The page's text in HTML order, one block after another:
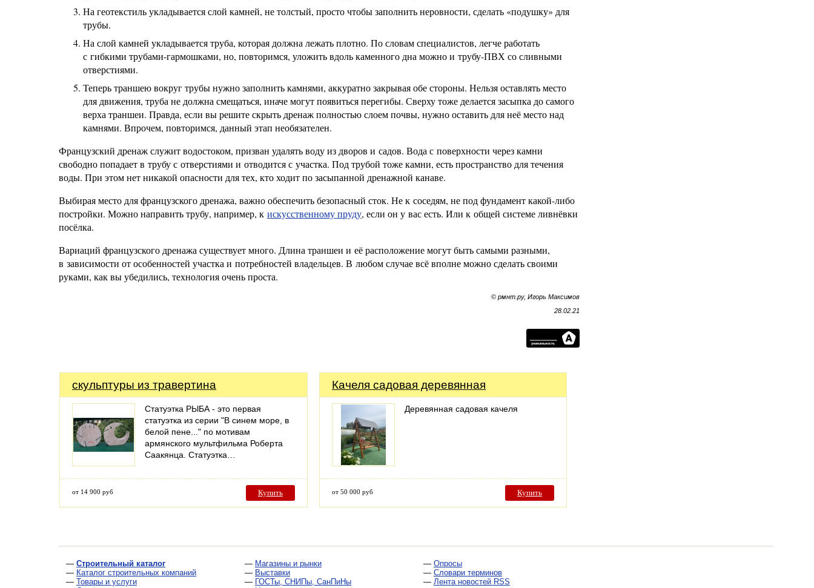
На геотекстиль укладывается слой камней, не толстый, просто чтобы заполнить неровности, сделать «подушку» для
трубы.
На слой камней укладывается труба, которая должна лежать плотно. По словам специалистов, легче работать
с гибкими трубами-гармошками, но, повторимся, уложить вдоль каменного дна можно и трубу-ПВХ со сливными
отверстиями.
Теперь траншею вокруг трубы нужно заполнить камнями, аккуратно закрывая обе стороны. Нельзя оставлять место
для движения, труба не должна смещаться, иначе могут появиться перегибы. Сверху тоже делается засыпка до самого
верха траншеи. Правда, если вы решите скрыть дренаж полностью слоем почвы, нужно оставить для неё место над
камнями. Впрочем, повторимся, данный этап необязателен.
Французский дренаж служит водостоком, призван удалять воду из дворов и садов. Вода с поверхности через камни
свободно попадает в трубу с отверстиями и отводится с участка. Под трубой тоже камни, есть пространство для течения
воды. При этом нет никакой опасности для тех, кто ходит по засыпанной дренажной канаве.
Выбирая место для французского дренажа, важно обеспечить безопасный сток. Не к соседям, не под фундамент какой-либо
постройки. Можно направить трубу, например, к искусственному пруду, если он у вас есть. Или к общей системе ливнёвки
посёлка.
Вариаций французского дренажа существует много. Длина траншеи и её расположение могут быть самыми разными,
в зависимости от особенностей участка и потребностей владельцев. В любом случае всё вполне можно сделать своими
руками, как вы убедились, технология очень проста.
© рмнт.ру, Игорь Максимов
28.02.21
скульптуры из травертина
Статуэтка РЫБА - это первая
статуэтка из серии "В синем море, в
белой пене..." по мотивам
армянского мультфильма Роберта
Саакянца. Статуэтка…
от 14 900 руб Купить
Качеля садовая деревянная
Деревянная садовая качеля
от 50 000 руб Купить
— Строительный каталог
— Каталог строительных компаний
— Товары и услуги
— Магазины и рынки
— Выставки
— ГОСТы, СНИПы, СанПиНы
— Опросы
— Словари терминов
— Лента новостей RSS